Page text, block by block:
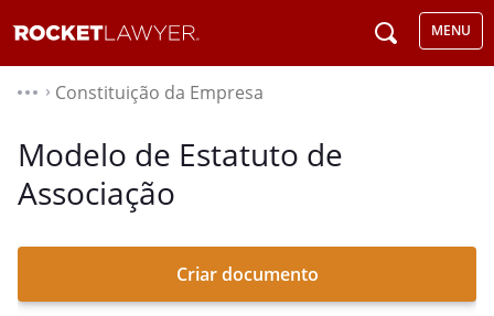
MENU
⌃ Constituição da Empresa
Modelo de Estatuto de
Associação
Criar documento